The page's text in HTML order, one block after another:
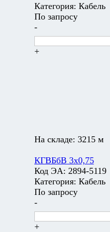
Категория: Кабель
По запросу
-
+
На складе: 3215 м
КГВБбВ 3х0,75
Код ЭА: 2894-5119
Категория: Кабель
По запросу
-
+